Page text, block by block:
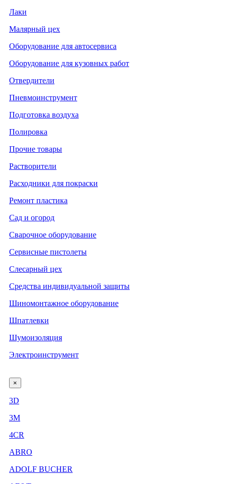
Лаки
Малярный цех
Оборудование для автосервиса
Оборудование для кузовных работ
Отвердители
Пневмоинструмент
Подготовка воздуха
Полировка
Прочие товары
Растворители
Расходники для покраски
Ремонт пластика
Сад и огород
Сварочное оборудование
Сервисные пистолеты
Слесарный цех
Средства индивидуальной защиты
Шиномонтажное оборудование
Шпатлевки
Шумоизоляция
Электроинструмент
×
3D
3М
4CR
ABRO
ADOLF BUCHER